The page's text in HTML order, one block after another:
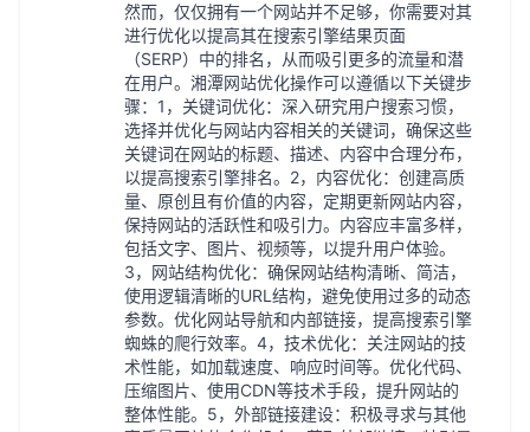
然而，仅仅拥有一个网站并不足够，你需要对其
进行优化以提高其在搜索引擎结果页面
（SERP）中的排名，从而吸引更多的流量和潜
在用户。湘潭网站优化操作可以遵循以下关键步
骤：1，关键词优化：深入研究用户搜索习惯，
选择并优化与网站内容相关的关键词，确保这些
关键词在网站的标题、描述、内容中合理分布，
以提高搜索引擎排名。2，内容优化：创建高质
量、原创且有价值的内容，定期更新网站内容，
保持网站的活跃性和吸引力。内容应丰富多样，
包括文字、图片、视频等，以提升用户体验。
3，网站结构优化：确保网站结构清晰、简洁，
使用逻辑清晰的URL结构，避免使用过多的动态
参数。优化网站导航和内部链接，提高搜索引擎
蜘蛛的爬行效率。4，技术优化：关注网站的技
术性能，如加载速度、响应时间等。优化代码、
压缩图片、使用CDN等技术手段，提升网站的
整体性能。5，外部链接建设：积极寻求与其他